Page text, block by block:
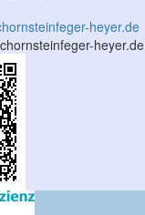
heyer.de
heyer.de